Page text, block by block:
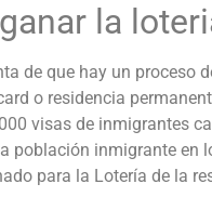
la
de que hay un proceso
o residencia
visas de inmigrantes
población inmigrante en
para la Lotería de la